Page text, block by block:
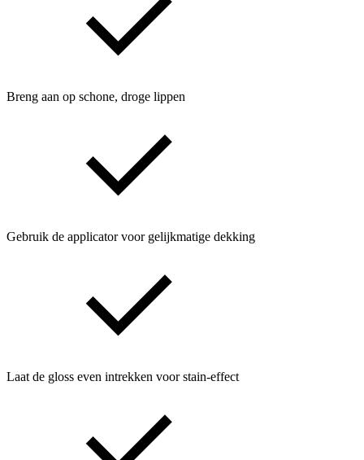
Breng aan op schone, droge lippen
Gebruik de applicator voor gelijkmatige dekking
Laat de gloss even intrekken voor stain-effect